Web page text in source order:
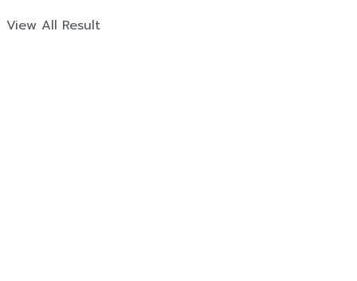
View All Result